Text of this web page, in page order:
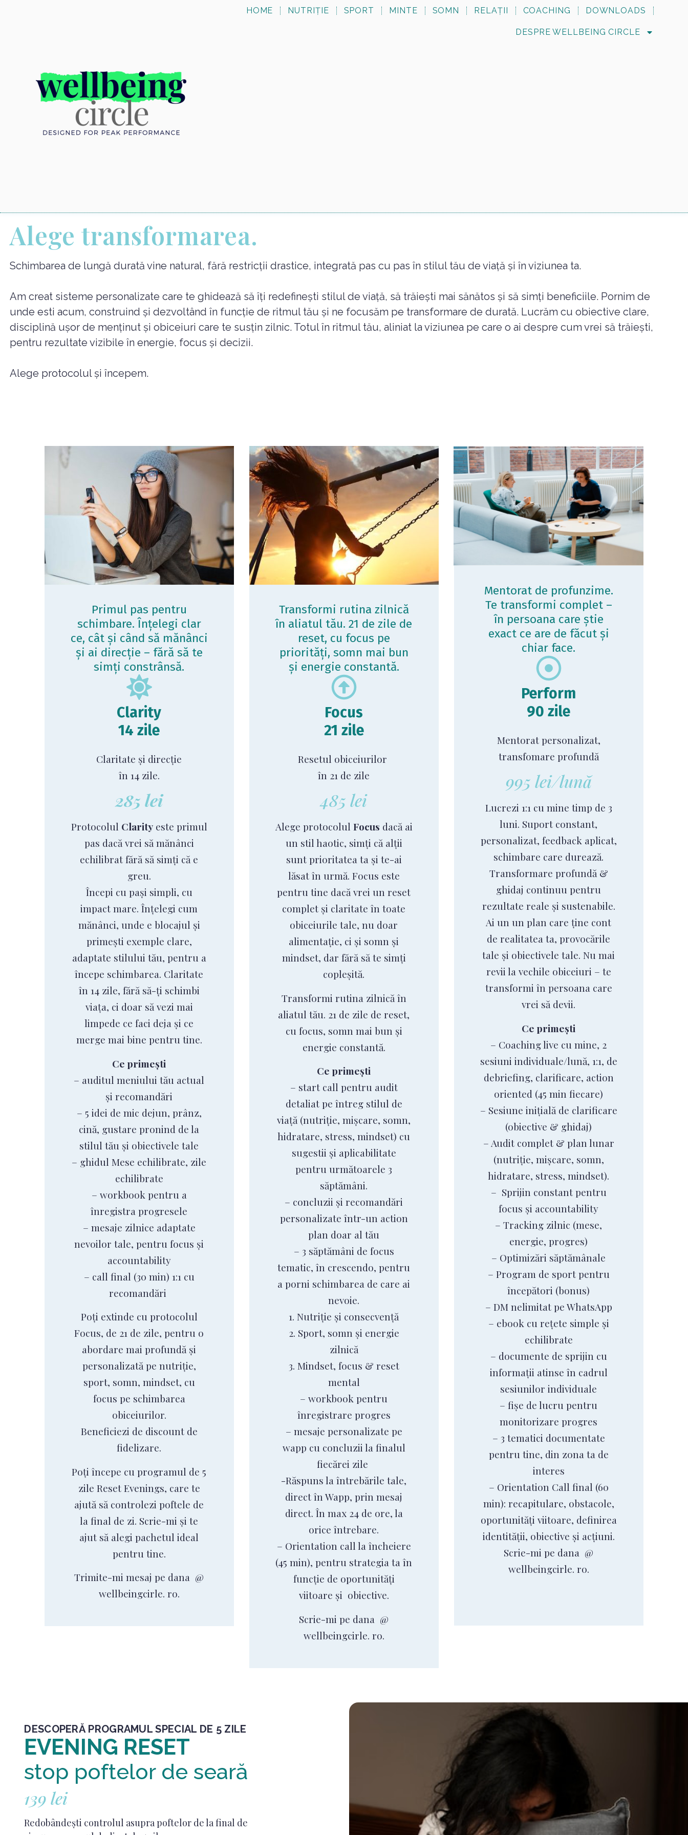
HOME NUTRIȚIE SPORT MINTE SOMN RELAȚII COACHING DOWNLOADS
DESPRE WELLBEING CIRCLE
Alege transformarea.
Schimbarea de lungă durată vine natural, fără restricții drastice, integrată pas cu pas în stilul tău de viață și în viziunea ta.
Am creat sisteme personalizate care te ghidează să îți redefinești stilul de viață, să trăiești mai sănătos și să simți beneficiile. Pornim de
unde esti acum, construind și dezvoltând în funcție de ritmul tău și ne focusăm pe transformare de durată. Lucrăm cu obiective clare,
disciplină ușor de menținut și obiceiuri care te susțin zilnic. Totul în ritmul tău, aliniat la viziunea pe care o ai despre cum vrei să trăiești,
pentru rezultate vizibile în energie, focus și decizii.
Alege protocolul și începem.
Primul pas pentru
schimbare. Înțelegi clar
ce, cât și când să mănânci
și ai direcție – fără să te
simți constrânsă.
Clarity
14 zile
Claritate și direcție
în 14 zile.
285 lei
Protocolul Clarityeste primul
pas dacă vrei să mănânci
echilibrat fără să simți că e
greu.
Începi cu pași simpli, cu
impact mare. Înțelegi cum
mănânci, unde e blocajul și
primești exemple clare,
adaptate stilului tău, pentru a
începe schimbarea. Claritate
în 14 zile, fără să-ți schimbi
viața, ci doar să vezi mai
limpede ce faci deja și ce
merge mai bine pentru tine.
Ce primești
– auditul meniului tău actual
și recomandări
– 5 idei de mic dejun, prânz,
cină, gustare pronind de la
stilul tău și obiectivele tale
– ghidul Mese echilibrate, zile
echilibrate
– workbook pentru a
înregistra progresele
– mesaje zilnice adaptate
nevoilor tale, pentru focus și
accountability
– call final (30 min) 1:1 cu
recomandări
Poți extinde cu protocolul
Focus, de 21 de zile, pentru o
abordare mai profundă și
personalizată pe nutriție,
sport, somn, mindset, cu
focus pe schimbarea
obiceiurilor.
Beneficiezi de discount de
fidelizare.
Poți începe cu programul de 5
zile Reset Evenings, care te
ajută să controlezi poftele de
la final de zi. Scrie-mi și te
ajut să alegi pachetul ideal
pentru tine.
Trimite-mi mesaj pe dana @
wellbeingcirle. ro.
Transformi rutina zilnică
în aliatul tău. 21 de zile de
reset, cu focus pe
priorități, somn mai bun
și energie constantă.
Focus
21 zile
Resetul obiceiurilor
în 21 de zile
485 lei
Alege protocolul Focus dacă ai
un stil haotic, simți că alții
sunt prioritatea ta și te-ai
lăsat în urmă. Focus este
pentru tine dacă vrei un reset
complet și claritate în toate
obiceiurile tale, nu doar
alimentație, ci și somn și
mindset, dar fără să te simți
copleșită.
Transformi rutina zilnică în
aliatul tău. 21 de zile de reset,
cu focus, somn mai bun și
energie constantă.
Ce primești
– start call pentru audit
detaliat pe întreg stilul de
viață (nutriție, mișcare, somn,
hidratare, stress, mindset) cu
sugestii și aplicabilitate
pentru următoarele 3
săptămâni.
– concluzii și recomandări
personalizate într-un action
plan doar al tău
– 3 săptămâni de focus
tematic, în crescendo, pentru
a porni schimbarea de care ai
nevoie.
1. Nutriție și consecvență
2. Sport, somn și energie
zilnică
3. Mindset, focus & reset
mental
– workbook pentru
înregistrare progres
– mesaje personalizate pe
wapp cu concluzii la finalul
fiecărei zile
-Răspuns la întrebările tale,
direct în Wapp, prin mesaj
direct. În max 24 de ore, la
orice întrebare.
– Orientation call la încheiere
(45 min), pentru strategia ta în
funcție de oportunități
viitoare și obiective.
Scrie-mi pe dana @
wellbeingcirle. ro.
Mentorat de profunzime.
Te transformi complet –
în persoana care știe
exact ce are de făcut și
chiar face.
Perform
90 zile
Mentorat personalizat,
transfomare profundă
995 lei/lună
Lucrezi 1:1 cu mine timp de 3
luni. Suport constant,
personalizat, feedback aplicat,
schimbare care durează.
Transformare profundă &
ghidaj continuu pentru
rezultate reale și sustenabile.
Ai un un plan care ține cont
de realitatea ta, provocările
tale și obiectivele tale. Nu mai
revii la vechile obiceiuri – te
transformi în persoana care
vrei să devii.
Ce primești
– Coaching live cu mine, 2
sesiuni individuale/lună, 1:1, de
debriefing, clarificare, action
oriented (45 min fiecare)
– Sesiune inițială de clarificare
(obiective & ghidaj)
– Audit complet & plan lunar
(nutriție, mișcare, somn,
hidratare, stress, mindset).
– Sprijin constant pentru
focus și accountability
– Tracking zilnic (mese,
energie, progres)
– Optimizări săptămânale
– Program de sport pentru
începători (bonus)
– DM nelimitat pe WhatsApp
– ebook cu rețete simple și
echilibrate
– documente de sprijin cu
informații atinse în cadrul
sesiunilor individuale
– fișe de lucru pentru
monitorizare progres
– 3 tematici documentate
pentru tine, din zona ta de
interes
– Orientation Call final (60
min): recapitulare, obstacole,
oportunități viitoare, definirea
identității, obiective și acțiuni.
Scrie-mi pe dana @
wellbeingcirle. ro.
DESCOPERĂ PROGRAMUL SPECIAL DE 5 ZILE
EVENING RESET
stop poftelor de seară
139 lei
Redobândești controlul asupra poftelor de la final de